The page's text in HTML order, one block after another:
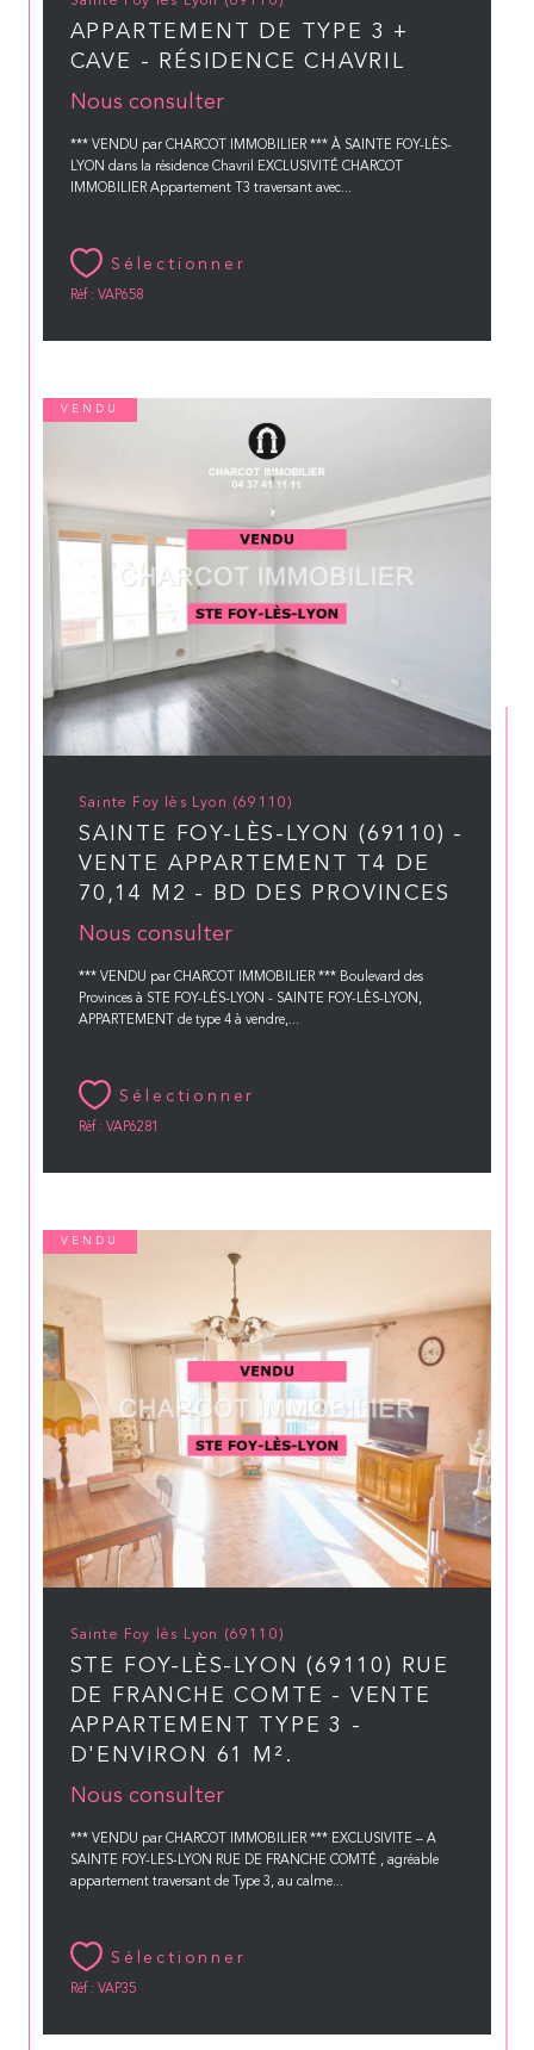
APPARTEMENT DE TYPE 3 +
CAVE - RÉSIDENCE CHAVRIL
Nous consulter
*** VENDU par CHARCOT IMMOBILIER *** À SAINTE FOY-LÈS-
LYON dans la résidence Chavril EXCLUSIVITÉ CHARCOT
IMMOBILIER Appartement T3 traversant avec...
Sélectionner
Réf : VAP658
Sainte Foy lès Lyon (69110)
SAINTE FOY-LÈS-LYON (69110) -
VENTE APPARTEMENT T4 DE
70,14 M2 - BD DES PROVINCES
Nous consulter
*** VENDU par CHARCOT IMMOBILIER *** Boulevard des
Provinces à STE FOY-LÈS-LYON - SAINTE FOY-LÈS-LYON,
APPARTEMENT de type 4 à vendre,...
Sélectionner
Réf : VAP6281
VENDU
Sainte Foy lès Lyon (69110)
STE FOY-LÈS-LYON (69110) RUE
DE FRANCHE COMTE - VENTE
APPARTEMENT TYPE 3 -
D'ENVIRON 61 M².
Nous consulter
*** VENDU par CHARCOT IMMOBILIER *** EXCLUSIVITE – A
SAINTE FOY-LES-LYON RUE DE FRANCHE COMTÉ , agréable
appartement traversant de Type 3, au calme...
Sélectionner
Réf : VAP35
VENDU